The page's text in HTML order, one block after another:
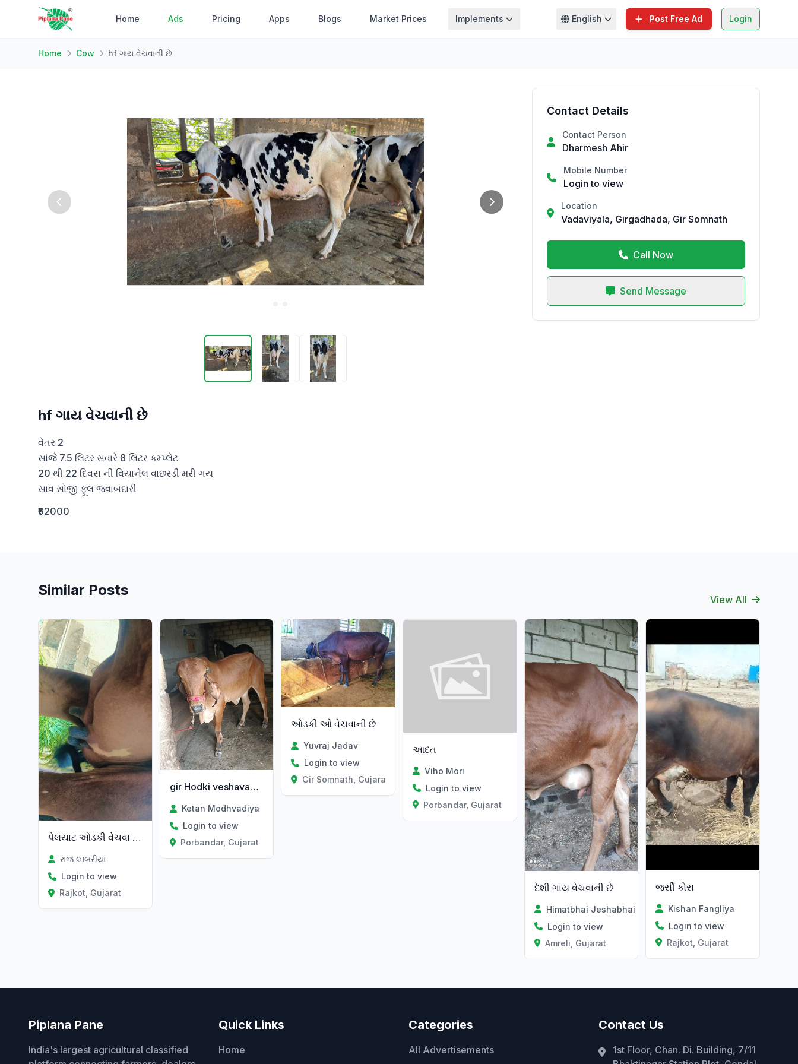
Home Ads Pricing Apps Blogs Market Prices Implements English Post Free Ad Login
Home Cow hf ગાય વેચવાની છે
hf ગાય વેચવાની છે
વેતર 2
સાંજે 7.5 લિટર સવારે 8 લિટર કમ્પ્લેટ
20 થી 22 દિવસ ની વિયાનેલ વાછરડી મરી ગય
સાવ સોજી ફૂલ જવાબદારી
₹52000
Contact Details
Contact Person
Dharmesh Ahir
Mobile Number
Login to view
Location
Vadaviyala, Girgadhada, Gir Somnath
Call Now
Send Message
Similar Posts
View All
પેલયાટ ઓડકી વેચવા ની છે
રાજ લાંબરીયા
Login to view
Rajkot, Gujarat
gir Hodki veshavani she
Ketan Modhvadiya
Login to view
Porbandar, Gujarat
ઓડકી ઓ વેચવાની છે
Yuvraj Jadav
Login to view
Gir Somnath, Gujarat
આદત
Viho Mori
Login to view
Porbandar, Gujarat
દેશી ગાય વેચવાની છે
Login to view
Amreli, Gujarat
જર્સી કોસ
Kishan Fangliya
Login to view
Rajkot, Gujarat
Piplana Pane
India's largest agricultural classified
Quick Links
Home
Categories
All Advertisements
Contact Us
1st Floor, Chan. Di. Building, 7/11